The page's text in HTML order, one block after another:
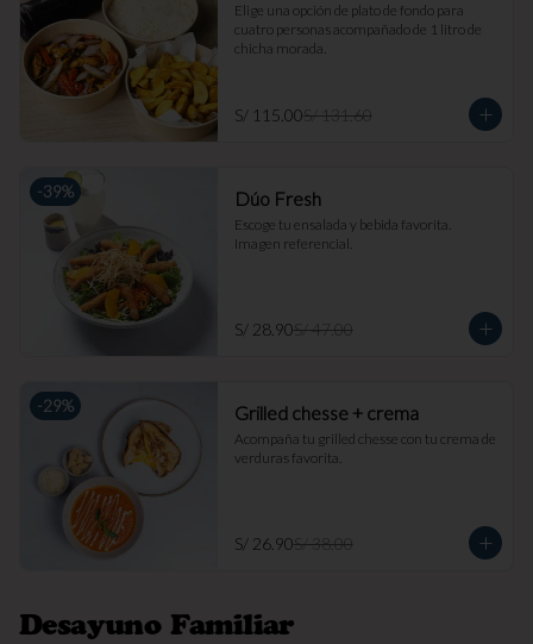
Elige una opción de plato de fondo para
cuatro personas acompañado de 1 litro de
chicha morada.
S/ 115.00S/ 131.60
-39% Dúo Fresh
Escoge tu ensalada y bebida favorita.
Imagen referencial.
S/ 28.90S/ 47.00
-29% Grilled chesse + crema
Acompaña tu grilled chesse con tu crema de
verduras favorita.
S/ 26.90S/ 38.00
Desayuno Familiar